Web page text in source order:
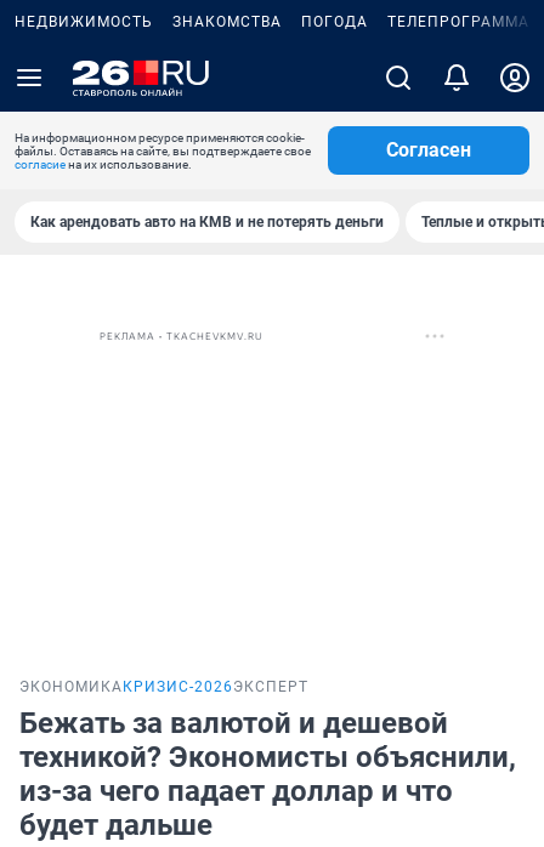
НЕДВИЖИМОСТЬ ЗНАКОМСТВА ПОГОДА ТЕЛЕПРОГРАММА
На информационном ресурсе применяются cookie-
файлы. Оставаясь на сайте, вы подтверждаете свое
согласиена их использование.
Согласен
Как арендовать авто на КМВ и не потерять деньги Теплые и
РЕКЛАМА • TKACHEVKMV.RU
ЭКОНОМИКА КРИЗИС-2026ЭКСПЕРТ
Бежать за валютой и дешевой
техникой? Экономисты объяснили,
из-за чего падает доллар и что
будет дальше